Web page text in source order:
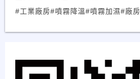
#工業廠房#噴霧降溫#噴霧加濕#廠